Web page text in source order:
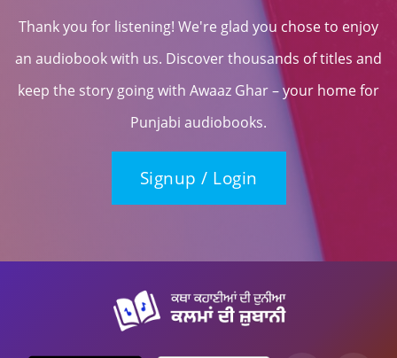
Thank you for listening! We're glad you chose to enjoy
an audiobook with us. Discover thousands of titles and
keep the story going with Awaaz Ghar – your home for
Punjabi audiobooks.
Signup / Login